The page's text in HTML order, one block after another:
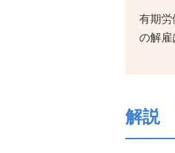
有期労
の解雇
解説